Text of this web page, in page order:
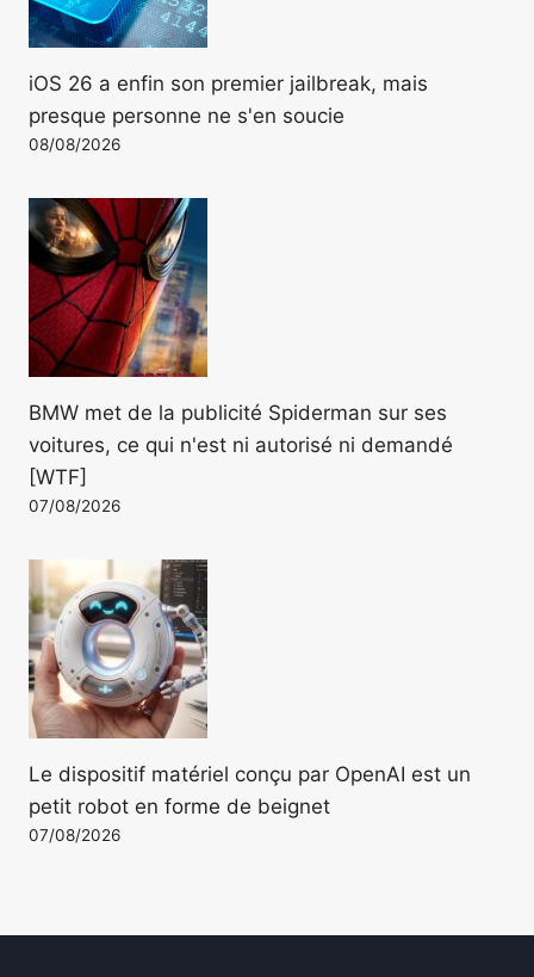
iOS 26 a enfin son premier jailbreak, mais
presque personne ne s'en soucie
08/08/2026
BMW met de la publicité Spiderman sur ses
voitures, ce qui n'est ni autorisé ni demandé
[WTF]
07/08/2026
Le dispositif matériel conçu par OpenAI est un
petit robot en forme de beignet
07/08/2026